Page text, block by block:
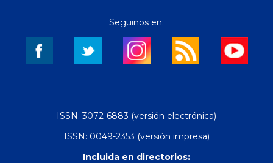
Seguinos en:
ISSN: 3072-6883 (versión electrónica)
ISSN: 0049-2353 (versión impresa)
Incluida en directorios: